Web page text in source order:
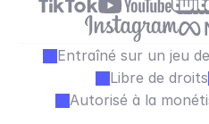
Entraîné sur un jeu
Libre de droits
Autorisé à la